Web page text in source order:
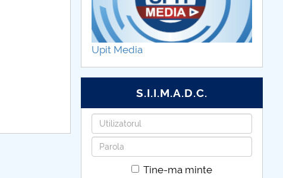
Upit Media
S.I.I.M.A.D.C.
Utilizatorul
Parola
Tine-ma minte